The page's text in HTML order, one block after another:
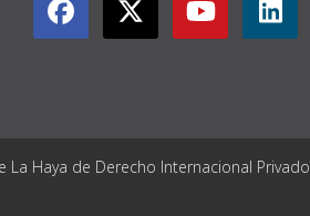
Haya de Derecho Internacional Privado